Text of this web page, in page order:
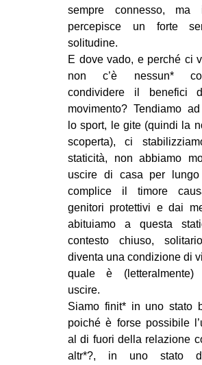
sempre connesso, ma
percepisce un forte
solitudine.
E dove vado, e perché ci
non c’è nessun*
condividere il benefici
movimento? Tendiamo
lo sport, le gite (quindi la
scoperta), ci
staticità, non abbiamo
uscire di casa per lungo
complice il timore
genitori protettivi e dai
abituiamo a questa
contesto chiuso,
diventa una condizione di
quale è (letteralmente)
uscire.
Siamo finit* in uno stato
poiché è forse possibile
al di fuori della relazione
altr*?, in uno stato